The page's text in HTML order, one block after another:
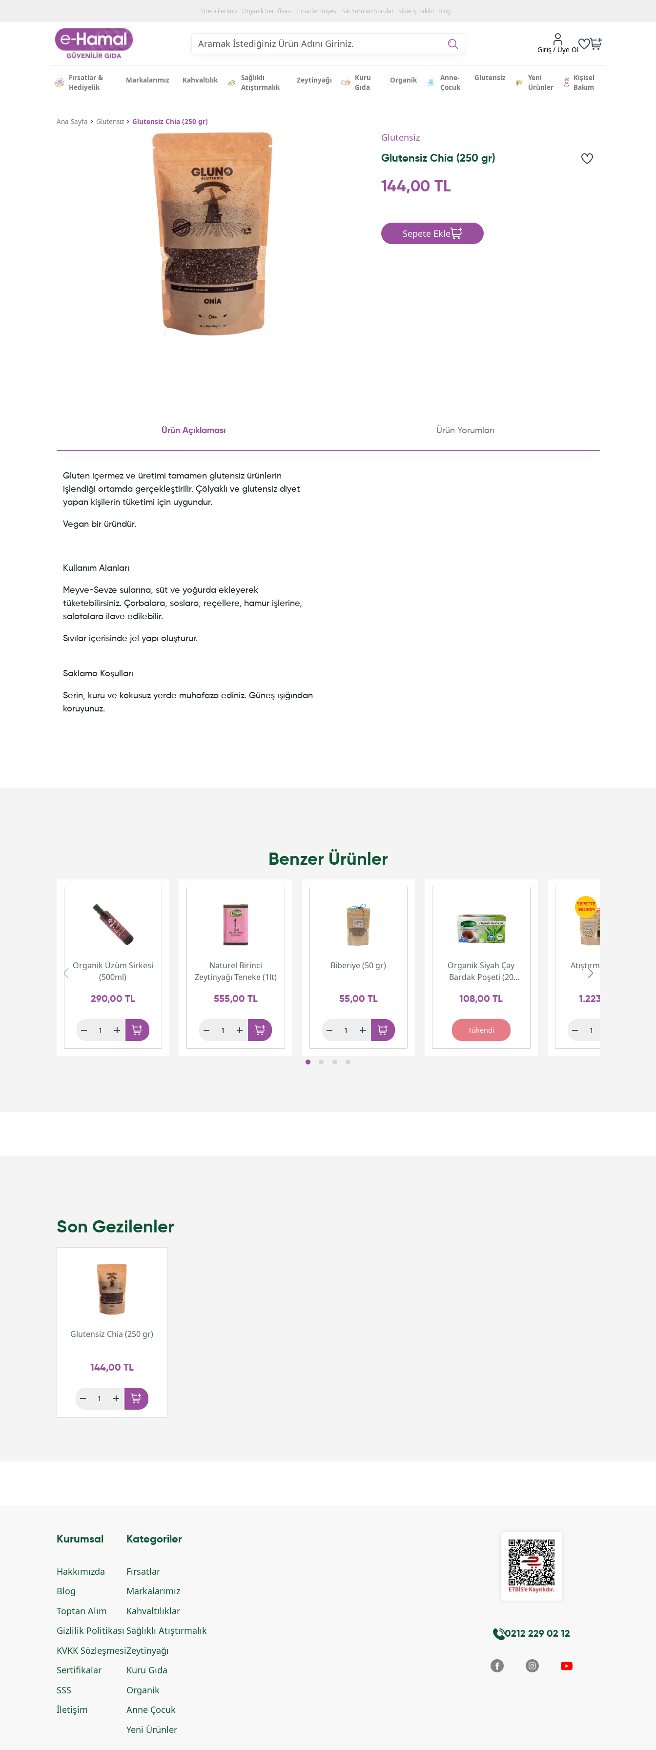
Üreticilerimiz Organik Sertifikası Fırsatlar Köşesi Sık Sorulan Sorular Sipariş Takibi Blog
Giriş / Üye Ol
Fırsatlar &
Hediyelik
Markalarımız Kahvaltılık
Sağlıklı
Atıştırmalık
Zeytinyağı
Kuru
Gıda
Organik
Anne-
Çocuk
Glutensiz
Yeni
Ürünler
Kişisel
Bakım
Ana Sayfa Glutensiz Glutensiz Chia (250 gr)
Glutensiz
Glutensiz Chia (250 gr)
144,00 TL
Sepete Ekle
Ürün Açıklaması Ürün Yorumları
Gluten içermez ve üretimi tamamen glutensiz ürünlerin
işlendiği ortamda gerçekleştirilir. Çölyaklı ve glutensiz diyet
yapan kişilerin tüketimi için uygundur.
Vegan bir üründür.
Kullanım Alanları
Meyve-Sevze sularına, süt ve yoğurda ekleyerek
tüketebilirsiniz. Çorbalara, soslara, reçellere, hamur işlerine,
salatalara ilave edilebilir.
Sıvılar içerisinde jel yapı oluşturur.
Saklama Koşulları
Serin, kuru ve kokusuz yerde muhafaza ediniz. Güneş ışığından
koruyunuz.
Benzer Ürünler
Organik Üzüm Sirkesi
(500ml)
290,00 TL
Naturel Birinci
Zeytinyağı Teneke (1lt)
555,00 TL
Biberiye (50 gr)
55,00 TL
Organik Siyah Çay
Bardak Poşeti (20
108,00 TL
Tükendi
Atıştırmalık Paketi
1.223,00 TL
Son Gezilenler
Glutensiz Chia (250 gr)
144,00 TL
Kurumsal
Hakkımızda
Blog
Toptan Alım
Gizlilik Politikası
KVKK Sözleşmesi
Sertifikalar
SSS
İletişim
Kategoriler
Fırsatlar
Markalarımız
Kahvaltılıklar
Sağlıklı Atıştırmalık
Zeytinyağı
Kuru Gıda
Organik
Anne Çocuk
Yeni Ürünler
0212 229 02 12